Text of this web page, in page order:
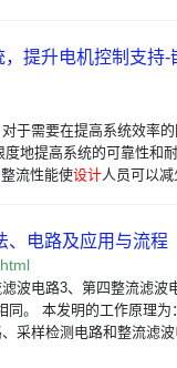
，提升电机控制支持-
于需要在提高系统效率
度地提高系统的可靠性和
流性能使设计人员可以
、电路及应用与流程
波电路3、第四整流滤波
同。 本发明的工作原理为
采样检测电路和整流滤